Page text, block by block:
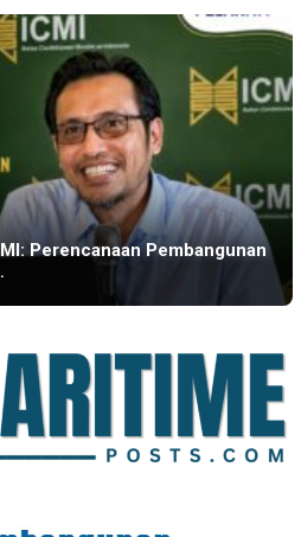
Perencanaan Pembangunan